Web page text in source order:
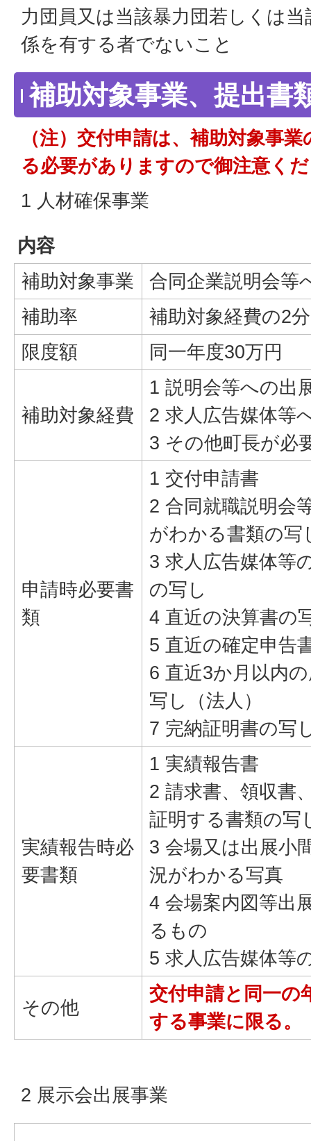
力団員又は当該暴力団若しくは
係を有する者でないこと
補助対象事業、提出書
（注）交付申請は、補助対象事
る必要がありますので御注意く
1 人材確保事業
内容
補助対象事業
合同企業説明会等
補助率
補助対象経費の2
限度額
同一年度30万円
補助対象経費
1 説明会等への出
2 求人広告媒体等
3 その他町長が必
申請時必要書
類
1 交付申請書
2 合同就職説明会
がわかる書類の写
3 求人広告媒体等
の写し
4 直近の決算書の
5 直近の確定申告
6 直近3か月以内
写し（法人）
7 完納証明書の写
実績報告時必
要書類
1 実績報告書
2 請求書、領収書
証明する書類の写
3 会場又は出展小
況がわかる写真
4 会場案内図等出
るもの
5 求人広告媒体等
その他
交付申請と同一の
する事業に限る。
2 展示会出展事業